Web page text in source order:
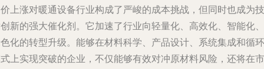
上涨对暖通设备行业构成了严峻的成本挑战，但同时也成为技
新的强大催化剂。它加速了行业向轻量化、高效化、智能化、
化的转型升级。能够在材料科学、产品设计、系统集成和循环
上实现突破的企业，不仅能够有效对冲原材料风险，还将在市